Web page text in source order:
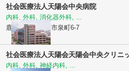
社会医療法人天陽会中央病院
内科, 外科, 消化器外科, ...
鹿児島県鹿児島市泉町6-7
社会医療法人天陽会天陽会中央クリニ
内科, 外科, 神経内科, ...